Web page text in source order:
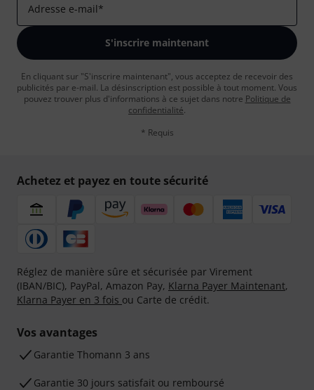
Adresse e-mail*
S'inscrire maintenant
En cliquant sur "S'inscrire maintenant", vous acceptez de recevoir des
publicités par e-mail. La désinscription est possible à tout moment. Vous
pouvez trouver plus d'informations à ce sujet dans notre Politique de
confidentialité.
* Requis
Achetez et payez en toute sécurité
Réglez de manière sûre et sécurisée par Virement
(IBAN/BIC), PayPal, Amazon Pay, Klarna Payer Maintenant,
Klarna Payer en 3 fois ou Carte de crédit.
Vos avantages
Ga­ran­tie Thomann 3 ans
Garantie 30 jours satisfait ou remboursé